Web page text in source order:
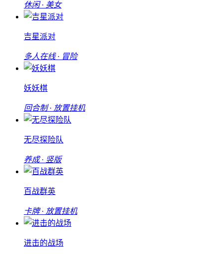
休闲 · 美女
吉星派对
多人在线 · 冒险
妖妖棋
回合制 · 放置挂机
无尽探险队
养成 · 竖版
百战群英
卡牌 · 放置挂机
进击的战场